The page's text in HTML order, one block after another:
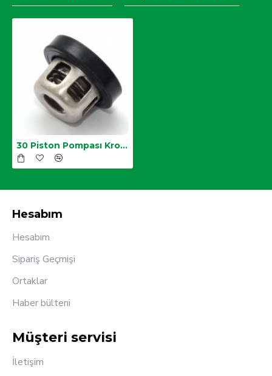
30 Piston Pompası Krom Sibop
Hesabım
Hesabım
Sipariş Geçmişi
Ortaklar
Haber bülteni
Müşteri servisi
İletişim